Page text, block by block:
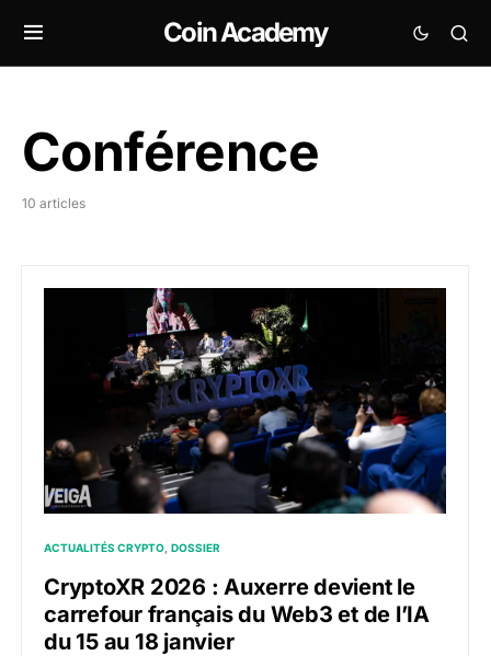
Coin Academy
Conférence
10 articles
CryptoXR 2026 : Auxerre devient le carrefour
ACTUALITÉS CRYPTO DOSSIER
CryptoXR 2026 : Auxerre devient le
carrefour français du Web3 et de l’IA
du 15 au 18 janvier